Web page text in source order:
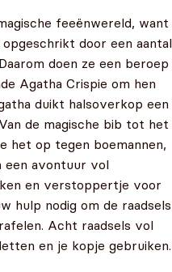
feeënwereld, want
door een aantal
doen ze een beroep
Agatha Crispie om hen
duikt halsoverkop een
de magische bib tot het
het op tegen boemannen,
een avontuur vol
en verstoppertje voor
hulp nodig om de raadsels
Acht raadsels vol
en je kopje gebruiken.